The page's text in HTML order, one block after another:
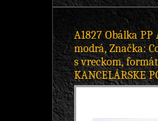
A1827 Obálka
modrá, Značka:
s vreckom,
KANCELÁRSKE